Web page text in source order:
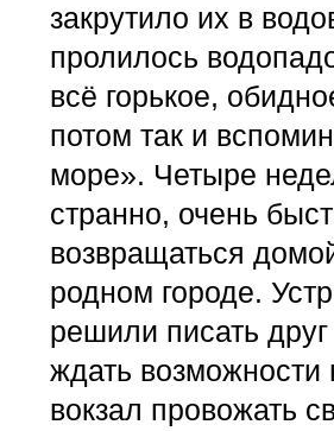
закрутило их в
пролилось
всё горькое,
потом так и
море». Четыре
странно, очень
возвращаться
родном городе.
решили писать
ждать
вокзал провожать